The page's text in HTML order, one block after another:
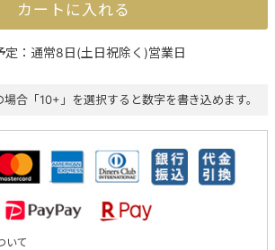
カートに入れる
定：通常8日(土日祝除く)営業日
合「10+」を選択すると数字を書き込めます。
いて